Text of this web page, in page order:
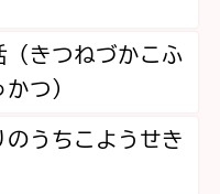
きつねづかこふ
つ）
うちこようせき